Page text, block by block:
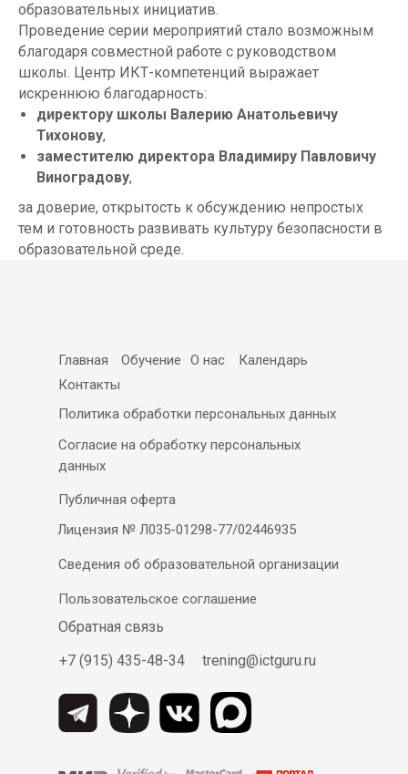
образовательных инициатив.
Проведение серии мероприятий стало возможным
благодаря совместной работе с руководством
школы. Центр ИКТ-компетенций выражает
искреннюю благодарность:
директору школы Валерию Анатольевичу
Тихонову,
заместителю директора Владимиру Павловичу
Виноградову,
за доверие, открытость к обсуждению непростых
тем и готовность развивать культуру безопасности в
образовательной среде.
Главная Обучение О нас
Календарь
Контакты
Политика обработки персональных данных
Согласие на обработку персональных
данных
Публичная оферта
Лицензия № Л035-01298-77/02446935
Сведения об образовательной организации
Пользовательское соглашение
Обратная связь
+7 (915) 435-48-34
trening@ictguru.ru